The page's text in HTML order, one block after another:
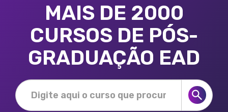
MAIS DE 2000
CURSOS DE PÓS-
GRADUAÇÃO EAD